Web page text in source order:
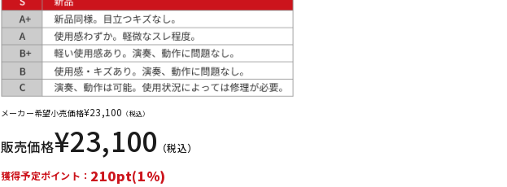
レコーディン
グ機器
配信/ライブ
機器
メーカー希望小売価格¥23,100 （税込）
販売価格¥23,100 （税込）
獲得予定ポイント： 210pt(1%)